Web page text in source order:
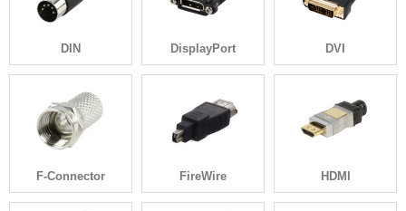
DIN DisplayPort DVI
F-Connector FireWire HDMI